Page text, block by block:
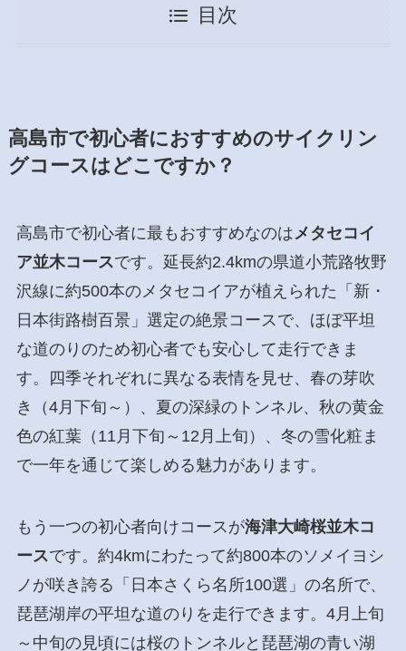
目次
高島市で初心者におすすめのサイクリン
グコースはどこですか？
高島市で初心者に最もおすすめなのは メタセコイ
ア並木コースです。延長約2.4kmの県道小荒路牧野
沢線に約500本のメタセコイアが植えられた「新・
日本街路樹百景」選定の絶景コースで、ほぼ平坦
な道のりのため初心者でも安心して走行できま
す。四季それぞれに異なる表情を見せ、春の芽吹
き（4月下旬～）、夏の深緑のトンネル、秋の黄金
色の紅葉（11月下旬～12月上旬）、冬の雪化粧ま
で一年を通じて楽しめる魅力があります。
もう一つの初心者向けコースが海津大崎桜並木コ
ースです。約4kmにわたって約800本のソメイヨシ
ノが咲き誇る「日本さくら名所100選」の名所で、
琵琶湖岸の平坦な道のりを走行できます。4月上旬
～中旬の見頃には桜のトンネルと琵琶湖の青い湖